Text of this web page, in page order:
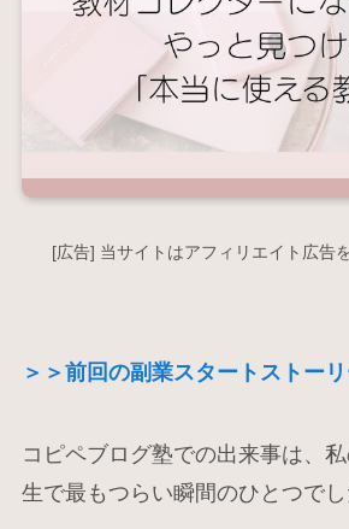
[広告] 当サイトはアフィリエイト広告
＞＞前回の副業スタートストー
コピペブログ塾での出来事は、
生で最もつらい瞬間のひとつでし